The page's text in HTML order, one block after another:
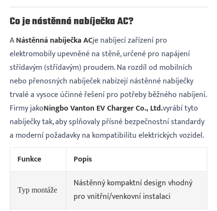
Co je nástěnná nabíječka AC?
ANástěnná nabíječka ACje nabíjecí zařízení pro
elektromobily upevněné na stěně, určené pro napájení
střídavým (střídavým) proudem. Na rozdíl od mobilních
nebo přenosných nabíječek nabízejí nástěnné nabíječky
trvalé a vysoce účinné řešení pro potřeby běžného nabíjení.
Firmy jakoNingbo Vanton EV Charger Co., Ltd.vyrábí tyto
nabíječky tak, aby splňovaly přísné bezpečnostní standardy
a moderní požadavky na kompatibilitu elektrických vozidel.
Funkce
Popis
Typ montáže
Nástěnný kompaktní design vhodný
pro vnitřní/venkovní instalaci